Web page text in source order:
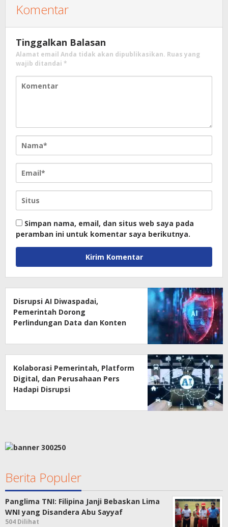
Komentar
Tinggalkan Balasan
Alamat email Anda tidak akan dipublikasikan. Ruas yang
wajib ditandai *
Simpan nama, email, dan situs web saya pada
peramban ini untuk komentar saya berikutnya.
Disrupsi AI Diwaspadai,
Pemerintah Dorong
Perlindungan Data dan Konten
Kolaborasi Pemerintah, Platform
Digital, dan Perusahaan Pers
Hadapi Disrupsi
Berita Populer
Panglima TNI: Filipina Janji Bebaskan Lima
WNI yang Disandera Abu Sayyaf
504 Dilihat